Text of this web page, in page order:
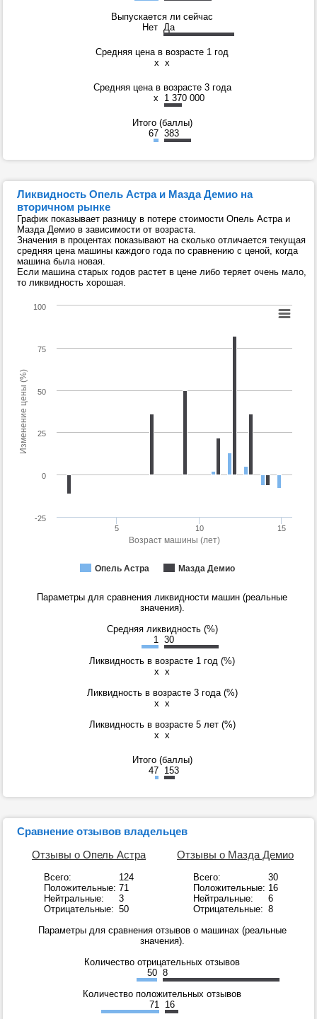
Выпускается ли сейчас
Нет Да
Средняя цена в возрасте 1 год
x x
Средняя цена в возрасте 3 года
x
1 370 000
Итого (баллы)
67 383
Ликвидность Опель Астра и Мазда Демио на
вторичном рынке
График показывает разницу в потере стоимости Опель Астра и
Мазда Демио в зависимости от возраста.
Значения в процентах показывают на сколько отличается текущая
средняя цена машины каждого года по сравнению с ценой, когда
машина была новая.
Если машина старых годов растет в цене либо теряет очень мало,
то ликвидность хорошая.
Возраст машины (лет)
Изменение цены (%)
Опель Астра Мазда Демио
5 10 15
0
100
-25
25
50
75
Параметры для сравнения ликвидности машин (реальные
значения).
Средняя ликвидность (%)
1
30
Ликвидность в возрасте 1 год (%)
x x
Ликвидность в возрасте 3 года (%)
x x
Ликвидность в возрасте 5 лет (%)
x x
Итого (баллы)
47 153
Сравнение отзывов владельцев
Отзывы о Опель Астра
Всего:
124
Положительные: 71
Нейтральные:
3
Отрицательные: 50
Отзывы о Мазда Демио
Всего:
30
Положительные: 16
Нейтральные:
6
Отрицательные: 8
Параметры для сравнения отзывов о машинах (реальные
значения).
Количество отрицательных отзывов
50 8
Количество положительных отзывов
71
16